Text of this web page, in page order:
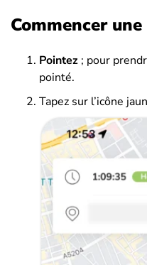
Commencer
Pointez ; pour
pointé.
Tapez sur l’icône